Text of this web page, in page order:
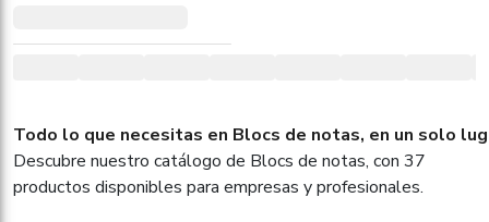
Todo lo que necesitas en Blocs de notas, en un solo
Descubre nuestro catálogo de Blocs de notas, con 37
productos disponibles para empresas y profesionales.